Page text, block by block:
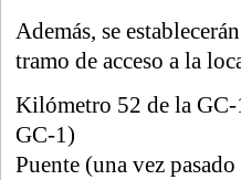
Además, se establecerán
tramo de acceso a la
Kilómetro 52 de la
GC-1)
Puente (una vez